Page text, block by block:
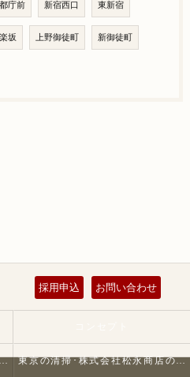
都庁前 新宿西口 東新宿
坂 上野御徒町 新御徒町
採用申込 お問い合わせ
式会社松永商店の口コミ情報 東京の清掃･株式会社松永商店の評判